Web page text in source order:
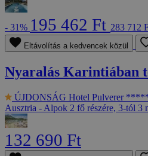
- 31% 195 462 Ft 283 712
Eltávolítás a kedvencek közül
Nyaralás Karintiában
ÚJDONSÁG Hotel Pulverer
Ausztria - Alpok 2 fő részére, 3-tól 3
132 690 Ft